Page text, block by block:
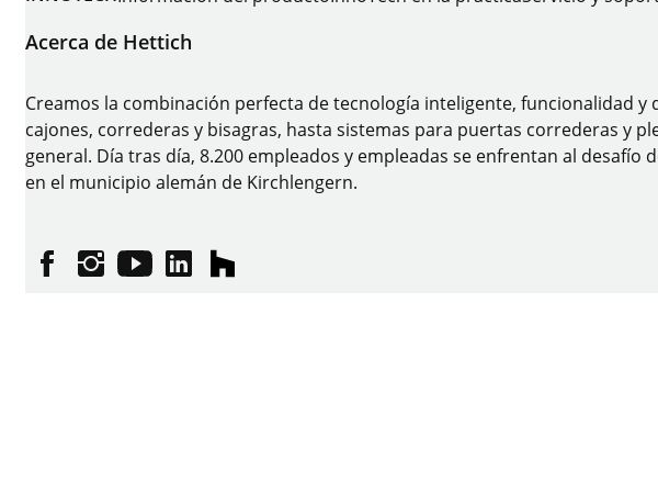
Acerca de Hettich
Creamos la combinación perfecta de tecnología inteligente, funcionalidad
cajones, correderas y bisagras, hasta sistemas para puertas correderas y
general. Día tras día, 8.200 empleados y empleadas se enfrentan al
en el municipio alemán de Kirchlengern.
FacebookInstagram
YouTubelinkedinhouzz